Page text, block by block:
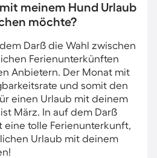
meinem Hund Urlaub
möchte?
Darß die Wahl zwischen
Ferienunterkünften
Anbietern. Der Monat mit
und somit den
einen Urlaub mit deinem
März. In auf dem Darß
tolle Ferienunterkunft,
Urlaub mit deinem